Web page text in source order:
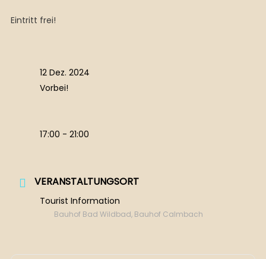
Eintritt frei!
12 Dez. 2024
Vorbei!
17:00 - 21:00
VERANSTALTUNGSORT
Tourist Information
Bauhof Bad Wildbad, Bauhof Calmbach